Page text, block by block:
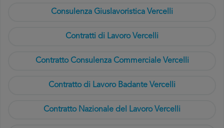
Consulenza Giuslavoristica Vercelli
Contratti di Lavoro Vercelli
Contratto Consulenza Commerciale Vercelli
Contratto di Lavoro Badante Vercelli
Contratto Nazionale del Lavoro Vercelli